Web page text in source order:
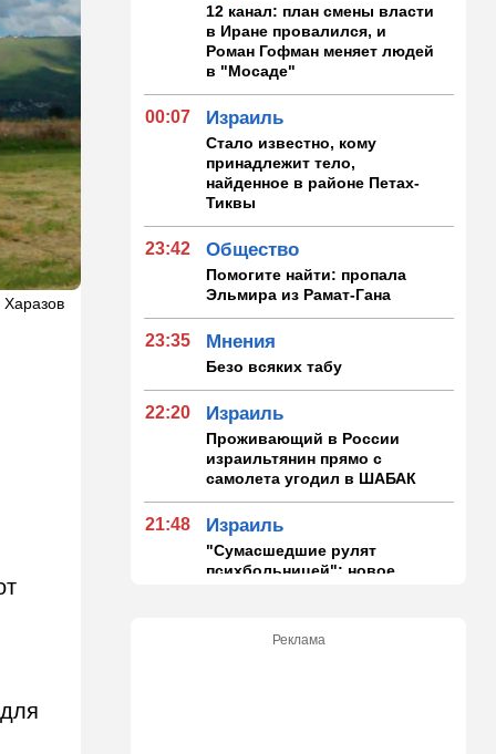
12 канал: план смены власти
в Иране провалился, и
Роман Гофман меняет людей
в "Мосаде"
00:07 Израиль
Стало известно, кому
принадлежит тело,
найденное в районе Петах-
Тиквы
23:42 Общество
Помогите найти: пропала
Эльмира из Рамат-Гана
23:35 Мнения
Безо всяких табу
22:20 Израиль
Проживающий в России
израильтянин прямо с
самолета угодил в ШАБАК
21:48 Израиль
"Сумасшедшие рулят
психбольницей": новое
Реклама